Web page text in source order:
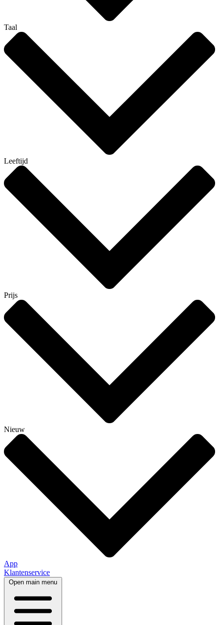
Taal
Leeftijd
Prijs
Nieuw
App
Klantenservice
Open main menu